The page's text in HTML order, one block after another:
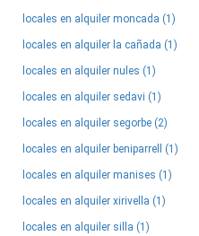
locales en alquiler moncada (1)
locales en alquiler la cañada (1)
locales en alquiler nules (1)
locales en alquiler sedavi (1)
locales en alquiler segorbe (2)
locales en alquiler beniparrell (1)
locales en alquiler manises (1)
locales en alquiler xirivella (1)
locales en alquiler silla (1)